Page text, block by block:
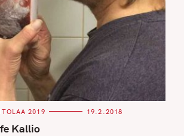
2019 19.2.2018
Kallio